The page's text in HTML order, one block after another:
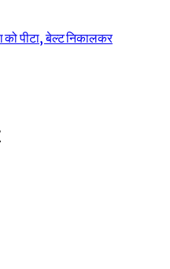
पीटा, बेल्ट निकालकर